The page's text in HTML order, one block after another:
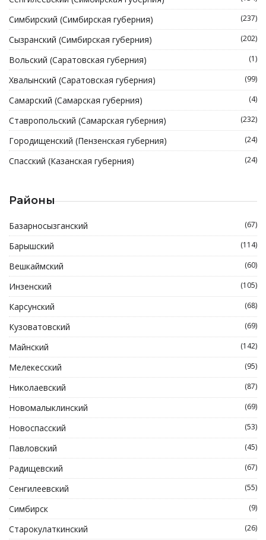
Симбирский (Симбирская губерния) (237)
Сызранский (Симбирская губерния) (202)
Вольский (Саратовская губерния) (1)
Хвалынский (Саратовская губерния) (99)
Самарский (Самарская губерния) (4)
Ставропольский (Самарская губерния) (232)
Городищенский (Пензенская губерния) (24)
Спасский (Казанская губерния) (24)
Районы
Базарносызганский (67)
Барышский (114)
Вешкаймский (60)
Инзенский (105)
Карсунский (68)
Кузоватовский (69)
Майнский (142)
Мелекесский (95)
Николаевский (87)
Новомалыклинский (69)
Новоспасский (53)
Павловский (45)
Радищевский (67)
Сенгилеевский (55)
Симбирск (9)
Старокулаткинский (26)